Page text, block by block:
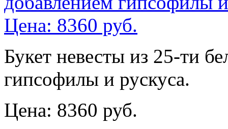
Букет невесты из 25-ти
гипсофилы и рускуса.
Цена: 8360 руб.